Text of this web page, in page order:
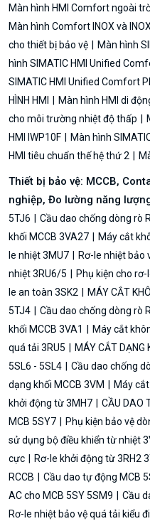
Màn hình HMI Comfort ngoài
Màn hình Comfort INOX và
cho thiết bị bảo vệ
Màn hình
hình SIMATIC HMI Unified
SIMATIC HMI Unified Comfort
HÌNH HMI
Màn hình HMI di
cho môi trường nhiệt độ thấp
HMI IWP10F
Màn hình
HMI tiêu chuẩn thế hệ thứ 2
Thiết bị bảo vệ: MCCB,
nghiệp, Đo lường năng
5TJ6
Cầu dao chống dòng rò
khối MCCB 3VA27
Máy cắt
le nhiệt 3MU7
Rơ-le nhiệt bảo
nhiệt 3RU6/5
Phụ kiện cho
le an toàn 3SK2
MÁY CẮT
5TJ4
Cầu dao chống dòng rò
khối MCCB 3VA1
Máy cắt
quá tải 3RU5
MÁY CẮT DẠNG
5SL6 - 5SL4
Cầu dao chống
dạng khối MCCB 3VM
Máy
khởi động từ 3MH7
CẦU DAO
MCB 5SY7
Phụ kiện bảo vệ
sử dụng bộ điều khiển từ nhiệt
cực
Rơ-le khởi động từ 3RH2
RCCB
Cầu dao tự động MCB
AC cho MCB 5SY 5SM9
Cầu
Rơ-le nhiệt bảo vệ quá tải kiểu